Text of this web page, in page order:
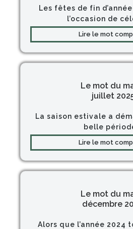
Les fêtes de fin
l’occasion de
Lire le mot
Le mot du
juillet
La saison estivale a
belle
Lire le mot
Le mot du
décembre
Alors que l’année 2024